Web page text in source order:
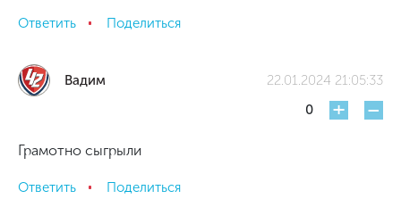
Ответить Поделиться
Вадим
22.01.2024 21:05:33
0
+ -
Грамотно сыгрыли
Ответить Поделиться